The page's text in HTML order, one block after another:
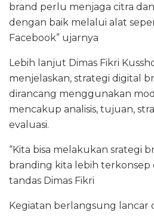
brand perlu menjaga citra
dengan baik melalui alat
Facebook” ujarnya
Lebih lanjut Dimas Fikri
menjelaskan, strategi digital
dirancang menggunakan
mencakup analisis, tujuan,
evaluasi.
“Kita bisa melakukan srategi
branding kita lebih terkonsep
tandas Dimas Fikri
Kegiatan berlangsung lancar